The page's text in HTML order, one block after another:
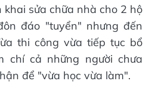
sửa chữa nhà cho 2 hộ
đáo "tuyển" nhưng đến
thi công vừa tiếp tục bổ
chí cả những người chưa
để "vừa học vừa làm".